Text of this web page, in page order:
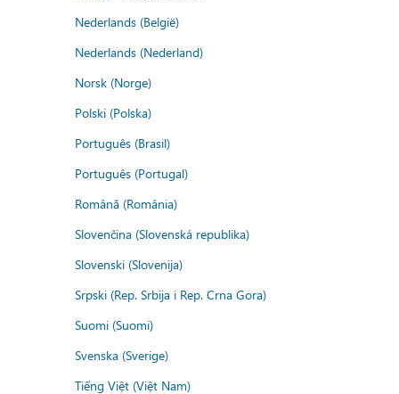
Nederlands (België)
Nederlands (Nederland)
Norsk (Norge)
Polski (Polska)
Português (Brasil)
Português (Portugal)
Română (România)
Slovenčina (Slovenská republika)
Slovenski (Slovenija)
Srpski (Rep. Srbija i Rep. Crna Gora)
Suomi (Suomi)
Svenska (Sverige)
Tiếng Việt (Việt Nam)